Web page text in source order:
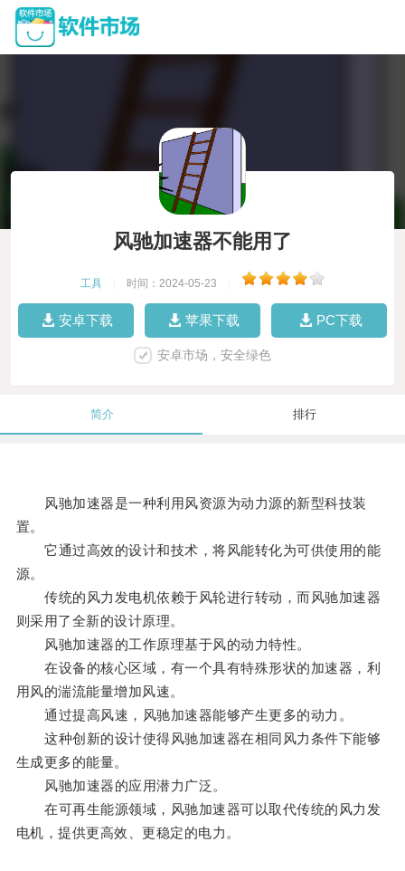
风驰加速器不能用了
工具 时间：2024-05-23
安卓下载 苹果下载 PC下载
安卓市场，安全绿色
简介 排行
风驰加速器是一种利用风资源为动力源的新型科技装
置。
它通过高效的设计和技术，将风能转化为可供使用的能
源。
传统的风力发电机依赖于风轮进行转动，而风驰加速器
则采用了全新的设计原理。
风驰加速器的工作原理基于风的动力特性。
在设备的核心区域，有一个具有特殊形状的加速器，利
用风的湍流能量增加风速。
通过提高风速，风驰加速器能够产生更多的动力。
这种创新的设计使得风驰加速器在相同风力条件下能够
生成更多的能量。
风驰加速器的应用潜力广泛。
在可再生能源领域，风驰加速器可以取代传统的风力发
电机，提供更高效、更稳定的电力。